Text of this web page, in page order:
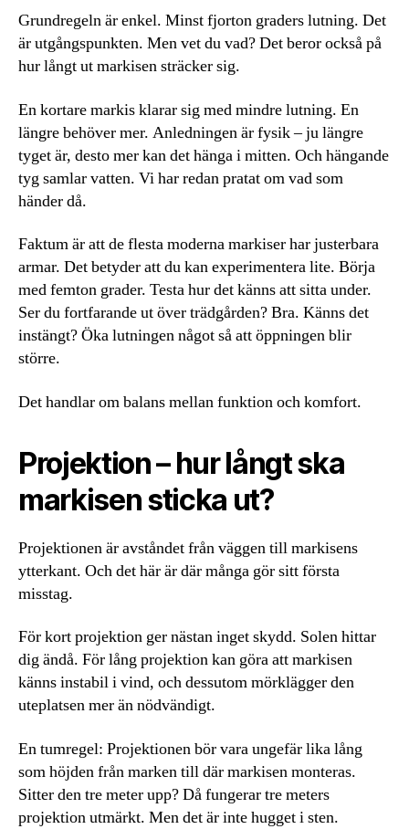
Grundregeln är enkel. Minst fjorton graders lutning. Det
är utgångspunkten. Men vet du vad? Det beror också på
hur långt ut markisen sträcker sig.
En kortare markis klarar sig med mindre lutning. En
längre behöver mer. Anledningen är fysik – ju längre
tyget är, desto mer kan det hänga i mitten. Och hängande
tyg samlar vatten. Vi har redan pratat om vad som
händer då.
Faktum är att de flesta moderna markiser har justerbara
armar. Det betyder att du kan experimentera lite. Börja
med femton grader. Testa hur det känns att sitta under.
Ser du fortfarande ut över trädgården? Bra. Känns det
instängt? Öka lutningen något så att öppningen blir
större.
Det handlar om balans mellan funktion och komfort.
Projektion – hur långt ska
markisen sticka ut?
Projektionen är avståndet från väggen till markisens
ytterkant. Och det här är där många gör sitt första
misstag.
För kort projektion ger nästan inget skydd. Solen hittar
dig ändå. För lång projektion kan göra att markisen
känns instabil i vind, och dessutom mörklägger den
uteplatsen mer än nödvändigt.
En tumregel: Projektionen bör vara ungefär lika lång
som höjden från marken till där markisen monteras.
Sitter den tre meter upp? Då fungerar tre meters
projektion utmärkt. Men det är inte hugget i sten.